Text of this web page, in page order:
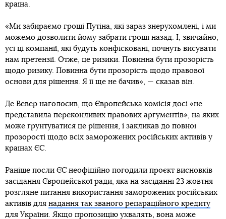
країна.
«Ми забираємо гроші Путіна, які зараз знерухомлені, і ми
можемо дозволити йому забрати гроші назад. І, звичайно,
усі ці компанії, які будуть конфісковані, почнуть висувати
нам претензії. Отже, це ризики. Повинна бути прозорість
щодо ризику. Повинна бути прозорість щодо правової
основи для рішення. Я її ще не бачив», — сказав він.
Де Вевер наголосив, що Європейська комісія досі «не
представила переконливих правових аргументів», на яких
може ґрунтуватися це рішення, і закликав до повної
прозорості щодо всіх заморожених російських активів у
країнах ЄС.
Раніше посли ЄС неофіційно погодили проєкт висновків
засідання Європейської ради, яка на засіданні 23 жовтня
розгляне питання використання заморожених російських
активів для надання так званого репараційного кредиту
для України. Якщо пропозицію ухвалять, вона може